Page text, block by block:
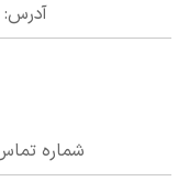
آدرس:
شماره تماس: 09999957581-